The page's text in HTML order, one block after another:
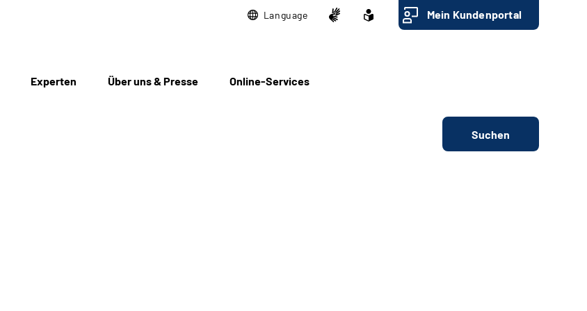
Language Mein Kundenportal
Experten Über uns & Presse Online-Services
Suchen